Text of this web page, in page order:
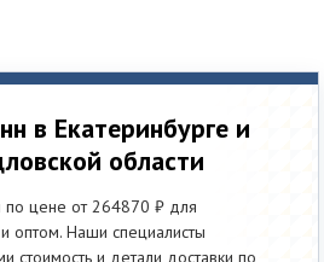
в Екатеринбурге и
области
по цене от 264870 ₽ для
оптом. Наши специалисты
стоимость и детали доставки по